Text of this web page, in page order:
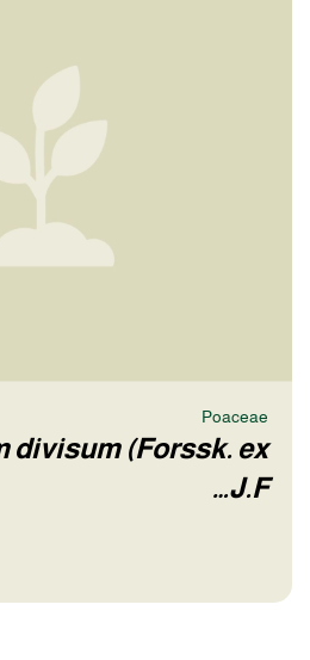
Poaceae
divisum (Forssk. ex
J.F…